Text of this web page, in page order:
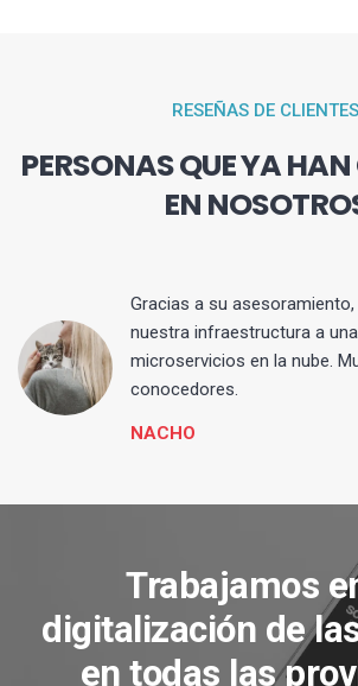
RESEÑAS DE CLIENTES
PERSONAS QUE YA
EN
Gracias a su
nuestra infraestructura a
microservicios en la nube.
conocedores.
NACHO
Trabajamos
digitalización de
en todas las